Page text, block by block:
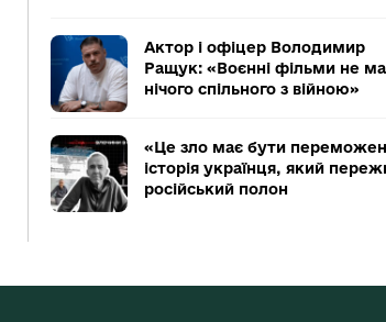
Актор і офіцер Володимир
Ращук: «Воєнні фільми не
нічого спільного з війною»
«Це зло має бути
історія українця, який
російський полон